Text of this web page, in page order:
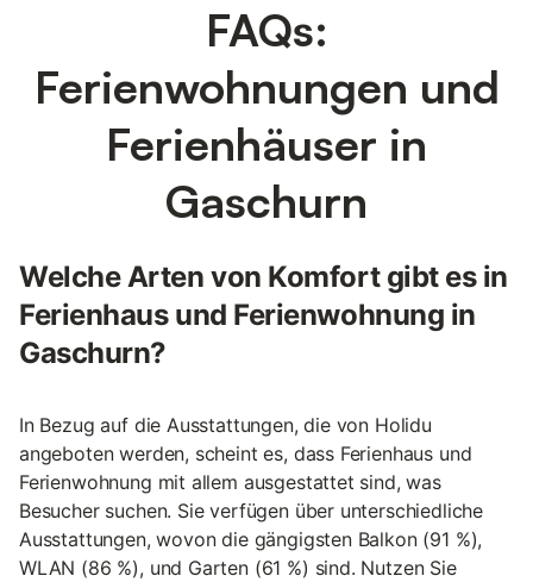
FAQs:
Ferienwohnungen und
Ferienhäuser in
Gaschurn
Welche Arten von Komfort gibt es in
Ferienhaus und Ferienwohnung in
Gaschurn?
In Bezug auf die Ausstattungen, die von Holidu
angeboten werden, scheint es, dass Ferienhaus und
Ferienwohnung mit allem ausgestattet sind, was
Besucher suchen. Sie verfügen über unterschiedliche
Ausstattungen, wovon die gängigsten Balkon (91 %),
WLAN (86 %), und Garten (61 %) sind. Nutzen Sie